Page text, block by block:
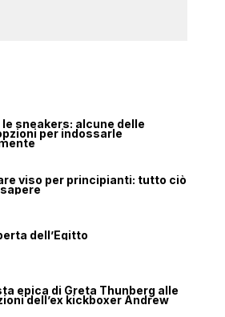
le sneakers: alcune delle
per indossarle
viso per principianti: tutto ciò
dell’Egitto
epica di Greta Thunberg alle
dell’ex kickboxer Andrew